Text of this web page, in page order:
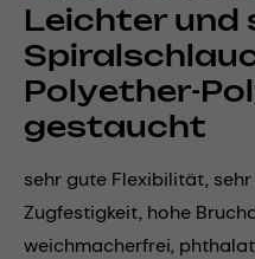
Leichter und
Polyether-
gestaucht
sehr gute Flexibilität,
Zugfestigkeit, hohe
weichmacherfrei,